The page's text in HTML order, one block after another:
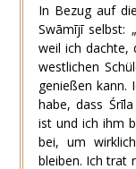
In Bezug auf
Swāmījī selbst:
weil ich dachte,
westlichen
genießen kann.
habe, dass
ist und ich ihm
bei, um
bleiben. Ich trat